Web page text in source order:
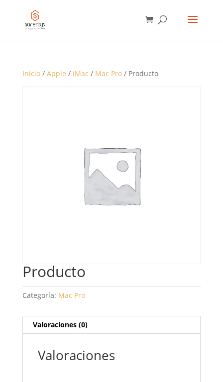
PRODUCTOS
Inicio/ Apple / iMac / Mac Pro/ Producto
Producto
Categoría: Mac Pro
Valoraciones (0)
Valoraciones